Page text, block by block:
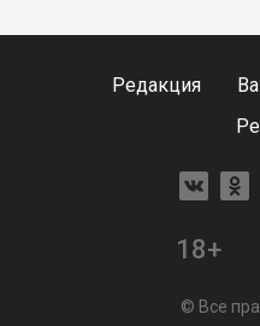
Редакция
18+
© Все